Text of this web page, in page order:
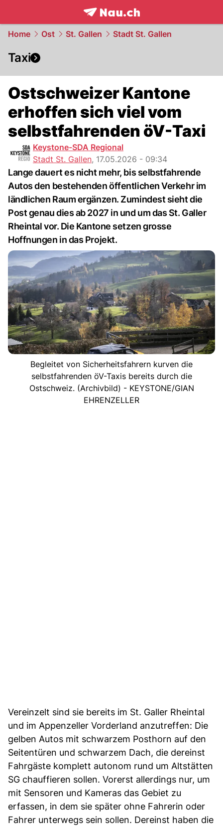
frontpage.NAU.ch
Home Ost St. Gallen Stadt St. Gallen
Taxi
Ostschweizer Kantone
erhoffen sich viel vom
selbstfahrenden öV-Taxi
Keystone-SDA Regional
Stadt St. Gallen, 17.05.2026 - 09:34
Lange dauert es nicht mehr, bis selbstfahrende
Autos den bestehenden öffentlichen Verkehr im
ländlichen Raum ergänzen. Zumindest sieht die
Post genau dies ab 2027 in und um das St. Galler
Rheintal vor. Die Kantone setzen grosse
Hoffnungen in das Projekt.
Begleitet von Sicherheitsfahrern kurven die
selbstfahrenden öV-Taxis bereits durch die
Ostschweiz. (Archivbild) - KEYSTONE/GIAN
EHRENZELLER
Vereinzelt sind sie bereits im St. Galler Rheintal
und im Appenzeller Vorderland anzutreffen: Die
gelben Autos mit schwarzem Posthorn auf den
Seitentüren und schwarzem Dach, die dereinst
Fahrgäste komplett autonom rund um Altstätten
SG chauffieren sollen. Vorerst allerdings nur, um
mit Sensoren und Kameras das Gebiet zu
erfassen, in dem sie später ohne Fahrerin oder
Fahrer unterwegs sein sollen. Dereinst haben die